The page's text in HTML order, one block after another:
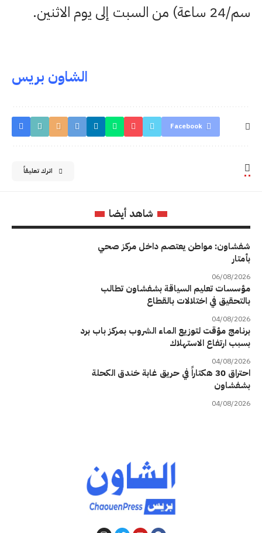
سم/24 ساعة) من السبت إلى يوم الاثنين.
الشاون بريس
Facebook
اترك تعليقاً
شاهد أيضا
شفشاون: مواطن يعتصم داخل مركز صحي
بأمتار
06/08/2026
مؤسسات تعليم السياقة بشفشاون تطالب
بالتحقيق في اختلالات بالقطاع
04/08/2026
برنامج مؤقت لتوزيع الماء الشروب بمركز باب برد
بسبب ارتفاع الاستهلاك
04/08/2026
احتراق 30 هكتاراً في حريق غابة خندق الكحلة
بشفشاون
04/08/2026